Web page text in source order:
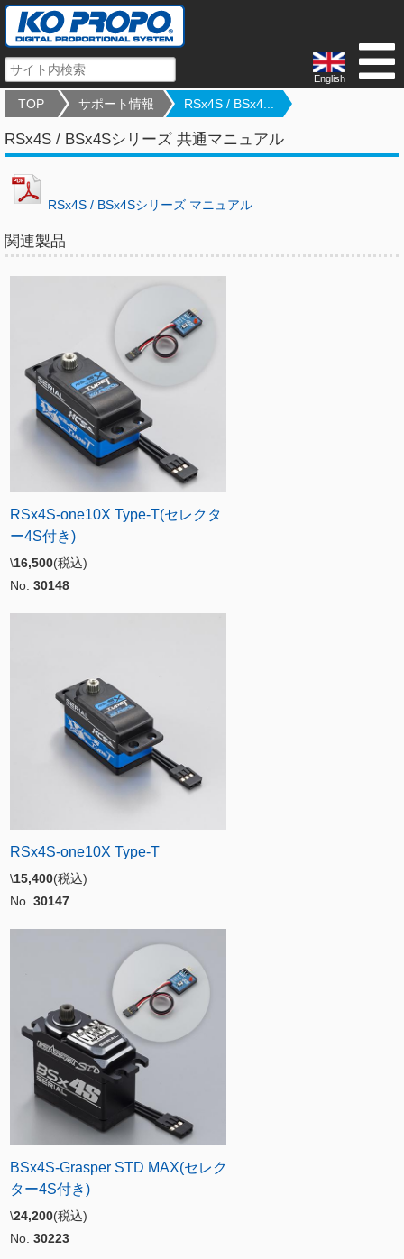
English
TOP サポート情報 RSx4S / BSx4...
RSx4S / BSx4Sシリーズ 共通マニュアル
RSx4S / BSx4Sシリーズ マニュアル
関連製品
RSx4S-one10X Type-T(セレクタ
ー4S付き)
\16,500(税込)
No. 30148
RSx4S-one10X Type-T
\15,400(税込)
No. 30147
BSx4S-Grasper STD MAX(セレク
ター4S付き)
\24,200(税込)
No. 30223